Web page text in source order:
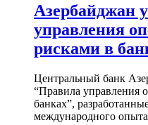
Азербайджан
управления
рисками в
Центральный банк
“Правила управления
банках”,
международного